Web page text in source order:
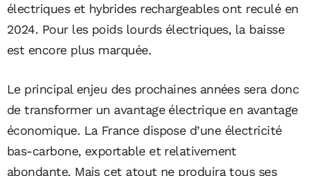
électriques et hybrides rechargeables ont reculé en
2024. Pour les poids lourds électriques, la baisse
est encore plus marquée.
Le principal enjeu des prochaines années sera donc
de transformer un avantage électrique en avantage
économique. La France dispose d’une électricité
bas-carbone, exportable et relativement
abondante. Mais cet atout ne produira tous ses